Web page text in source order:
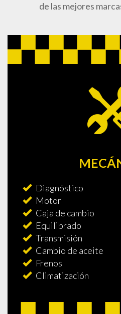
de las mejores
Diagnóstico
Motor
Caja de cambio
Equilibrado
Transmisión
Cambio de aceite
Frenos
Climatización